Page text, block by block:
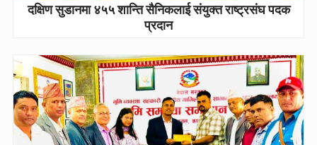
दक्षिण सुडानमा ४५५ शान्ति सैनिकलाई संयुक्त राष्ट्रसंघ पदक
प्रदान